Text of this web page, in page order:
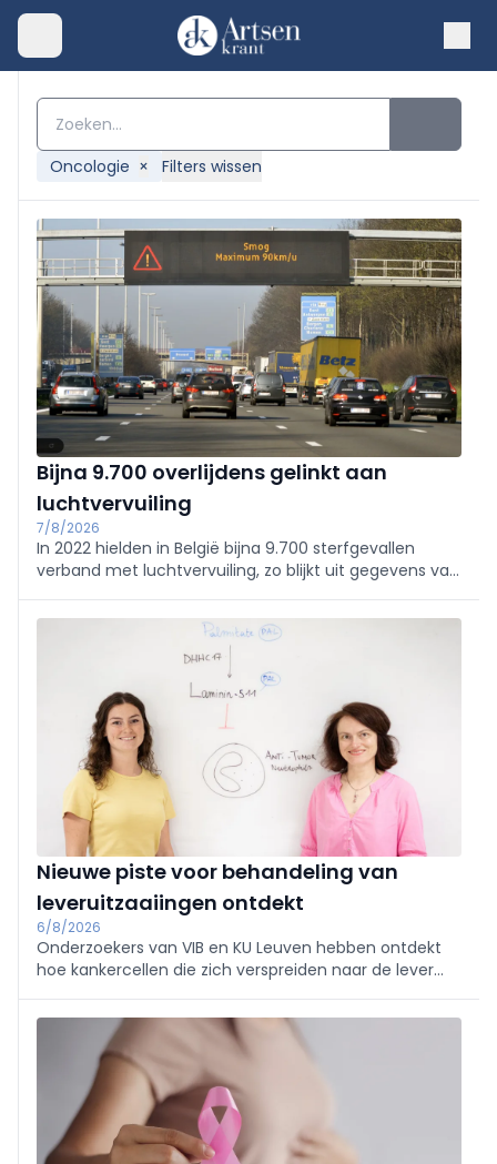
Oncologie × Filters wissen
Bijna 9.700 overlijdens gelinkt aan
luchtvervuiling
7/8/2026
In 2022 hielden in België bijna 9.700 sterfgevallen
verband met luchtvervuiling, zo blijkt uit gegevens van
ook andere risicofactoren van overlijden in kaart.
Nieuwe piste voor behandeling van
leveruitzaaiingen ontdekt
6/8/2026
Onderzoekers van VIB en KU Leuven hebben ontdekt
hoe kankercellen die zich verspreiden naar de lever
ontsnappen.